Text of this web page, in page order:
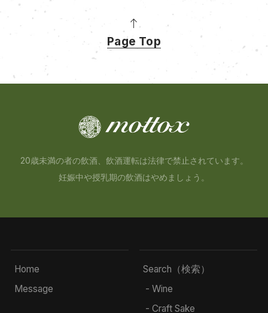
Page Top
20歳未満の者の飲酒、飲酒運転は法律で禁止されています。
妊娠中や授乳期の飲酒はやめましょう。
Home
Message
Search（検索）
- Wine
- Craft Sake